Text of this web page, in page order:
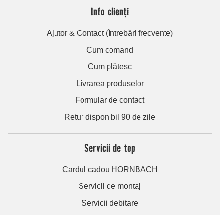
Info clienți
Ajutor & Contact (Întrebări frecvente)
Cum comand
Cum plătesc
Livrarea produselor
Formular de contact
Retur disponibil 90 de zile
Servicii de top
Cardul cadou HORNBACH
Servicii de montaj
Servicii debitare